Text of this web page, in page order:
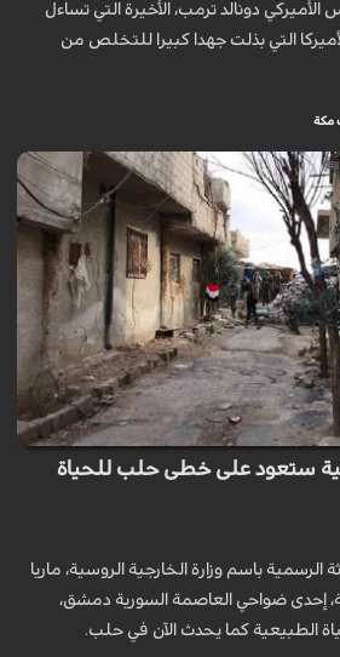
دونالد ترمب، الأخيرة التي تساءل
التي بذلت جهدا كبيرا للتخلص من
ستعود على خطى حلب للحياة
الرسمية باسم وزارة الخارجية الروسية، ماريا
إحدى ضواحي العاصمة السورية دمشق،
الطبيعية كما يحدث الآن في حلب.